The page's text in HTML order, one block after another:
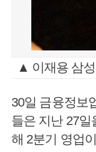
▲ 이재용 삼
30일 금융정보
들은 지난 27
해 2분기 영업